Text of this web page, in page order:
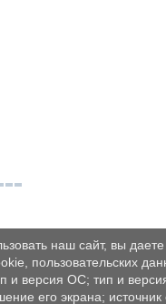
наш сайт, вы
пользовательских
и версия ОС; тип и
его экрана;